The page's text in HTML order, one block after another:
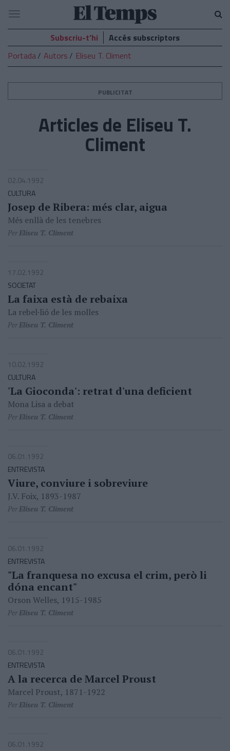
El
Temps
Navegació
Subscriu-t’hi
Accés subscriptors
Portada
Autors Eliseu T. Climent
PUBLICITAT
Articles de Eliseu T.
Climent
02.04.1992
CULTURA
Josep de Ribera: més clar, aigua
Més enllà de les tenebres
PerEliseu T. Climent
17.02.1992
SOCIETAT
La faixa està de rebaixa
La rebel·lió de les molles
PerEliseu T. Climent
10.02.1992
CULTURA
'La Gioconda': retrat d'una deficient
Mona Lisa a debat
PerEliseu T. Climent
06.01.1992
ENTREVISTA
Viure, conviure i sobreviure
J.V. Foix, 1893-1987
PerEliseu T. Climent
06.01.1992
ENTREVISTA
"La franquesa no excusa el crim, però li
dóna encant"
Orson Welles, 1915-1985
PerEliseu T. Climent
06.01.1992
ENTREVISTA
A la recerca de Marcel Proust
Marcel Proust, 1871-1922
PerEliseu T. Climent
06.01.1992